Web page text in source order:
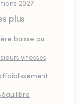
2027.
plus
baisse au
vitesses